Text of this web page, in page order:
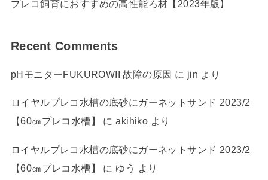
プレコ飼育におすすめの高性能ろ材【2023年版】
Recent Comments
pHモニターFUKUROWII 故障の原因 に jin より
ロイヤルプレコ水槽の底砂にガーネットサンド 2023/2
【60㎝プレコ水槽】
にakihiko より
ロイヤルプレコ水槽の底砂にガーネットサンド 2023/2
【60㎝プレコ水槽】
に ゆう より